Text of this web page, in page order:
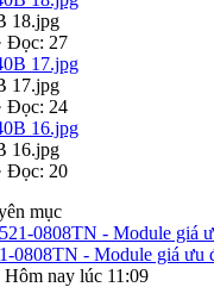
18.jpg
Đọc: 27
17.jpg
Đọc: 24
16.jpg
Đọc: 20
mục
0808TN - Module giá ưu
Hôm nay lúc 11:09